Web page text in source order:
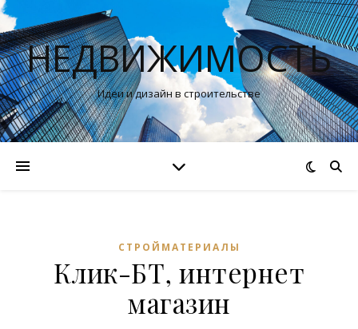
НЕДВИЖИМОСТЬ
Идеи и дизайн в строительстве
СТРОЙМАТЕРИАЛЫ
Клик-БТ, интернет
магазин